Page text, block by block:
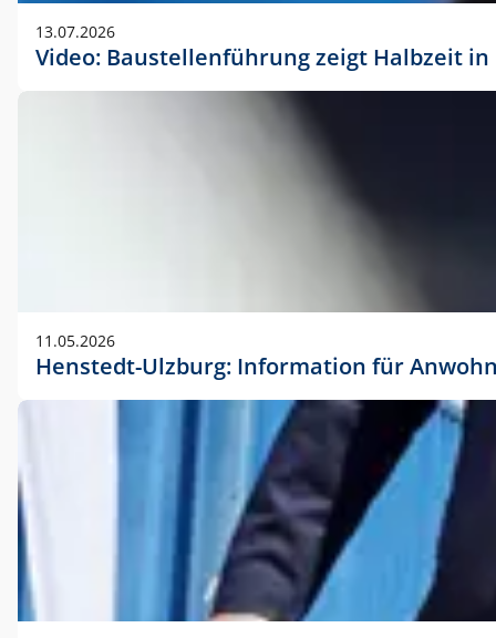
13.07.2026
Video: Baustellenführung zeigt Halbzeit
11.05.2026
Henstedt-Ulzburg: Information für